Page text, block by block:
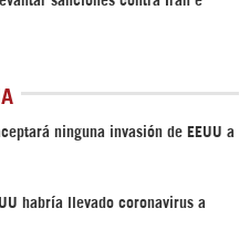
ninguna invasión de EEUU a
habría llevado coronavirus a